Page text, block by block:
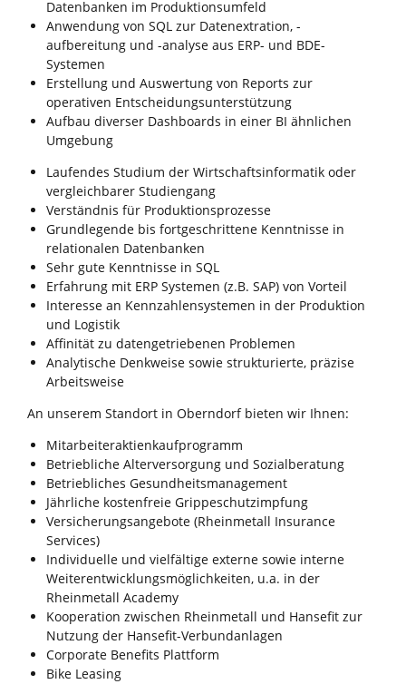
Datenbanken im Produktionsumfeld
Anwendung von SQL zur Datenextration, -
aufbereitung und -analyse aus ERP- und BDE-
Systemen
Erstellung und Auswertung von Reports zur
operativen Entscheidungsunterstützung
Aufbau diverser Dashboards in einer BI ähnlichen
Umgebung
Laufendes Studium der Wirtschaftsinformatik oder
vergleichbarer Studiengang
Verständnis für Produktionsprozesse
Grundlegende bis fortgeschrittene Kenntnisse in
relationalen Datenbanken
Sehr gute Kenntnisse in SQL
Erfahrung mit ERP Systemen (z.B. SAP) von Vorteil
Interesse an Kennzahlensystemen in der Produktion
und Logistik
Affinität zu datengetriebenen Problemen
Analytische Denkweise sowie strukturierte, präzise
Arbeitsweise
An unserem Standort in Oberndorf bieten wir Ihnen:
Mitarbeiteraktienkaufprogramm
Betriebliche Alterversorgung und Sozialberatung
Betriebliches Gesundheitsmanagement
Jährliche kostenfreie Grippeschutzimpfung
Versicherungsangebote (Rheinmetall Insurance
Services)
Individuelle und vielfältige externe sowie interne
Weiterentwicklungsmöglichkeiten, u.a. in der
Rheinmetall Academy
Kooperation zwischen Rheinmetall und Hansefit zur
Nutzung der Hansefit-Verbundanlagen
Corporate Benefits Plattform
Bike Leasing